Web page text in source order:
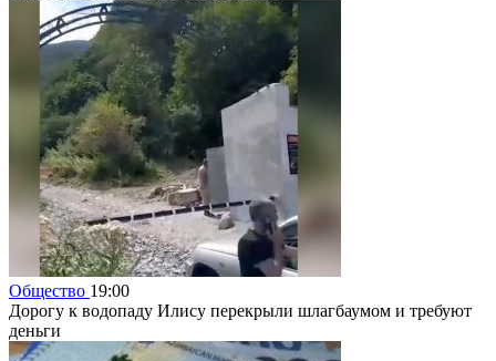
Общество 19:00
Дорогу к водопаду Илису перекрыли шлагбаумом и требуют
деньги